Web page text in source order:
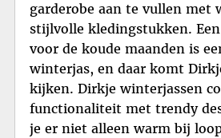
garderobe aan te vullen met
stijlvolle kledingstukken.
voor de koude maanden is
winterjas, en daar komt
kijken. Dirkje winterjassen
functionaliteit met trendy
je er niet alleen warm bij